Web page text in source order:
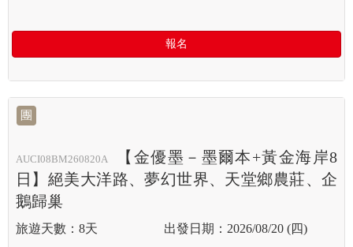
報名
團
AUCI08BM260820A
【金優墨－墨爾本+黃金海岸8
日】絕美大洋路、夢幻世界、天堂鄉農莊、企
鵝歸巢
8天 2026/08/20 (四)